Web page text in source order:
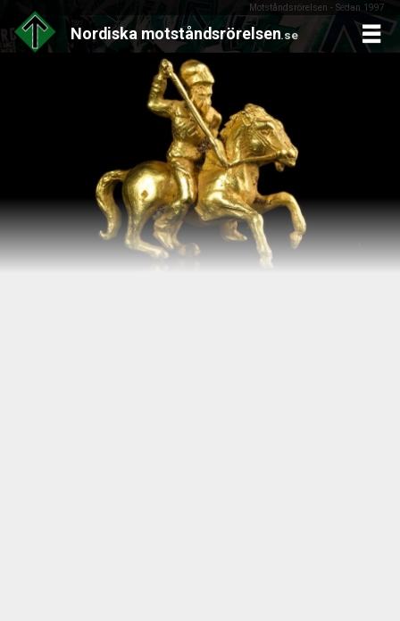
Motståndsrörelsen - Sedan 1997
Nordiska motståndsrörelsen.se
Skip
to
content